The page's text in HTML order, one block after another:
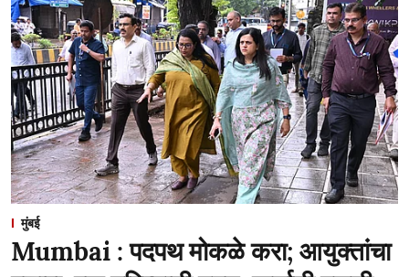
मुंबई
Mumbai : पदपथ मोकळे करा; आयुक्तांचा